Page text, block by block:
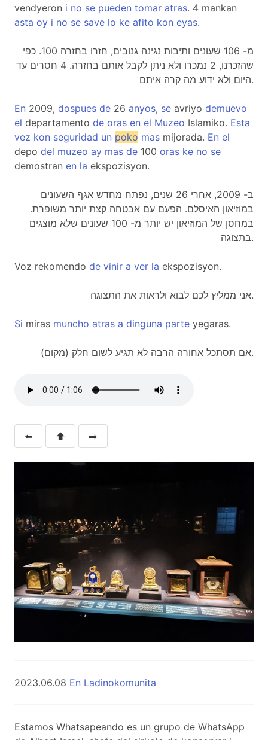
vendyeron i no se pueden tomar atras. 4 mankan
asta oy i no se save lo ke afito kon eyas.
מ- 106 שעונים ותיבות נגינה גנובים, חזרו בחזרה 100. כפי
שהזכרנו, 2 נמכרו ולא ניתן לקבל אותם בחזרה. 4 חסרים עד
היום ולא ידוע מה קרה איתם.
En 2009, dospues de 26 anyos, se avriyo demuevo
el departamento de oras en el Muzeo Islamiko. Esta
vez kon seguridad un poko mas mijorada. En el
depo del muzeo ay mas de 100 oras ke no se
demostran en la ekspozisyon.
ב- 2009, אחרי 26 שנים, נפתח מחדש אגף השעונים
במוזיאון האיסלם. הפעם עם אבטחה קצת יותר משופרת.
במחסן של המוזיאון יש יותר מ- 100 שעונים שלא מוצגים
בתצוגה.
Voz rekomendo de vinir a ver la ekspozisyon.
אני ממליץ לכם לבוא ולראות את התצוגה.
Si miras muncho atras a dinguna parte yegaras.
אם תסתכל אחורה הרבה לא תגיע לשום חלק (מקום).
⬅️ ⬆️ ➡️
2023.06.08 En Ladinokomunita
Estamos Whatsapeando es un grupo de WhatsApp